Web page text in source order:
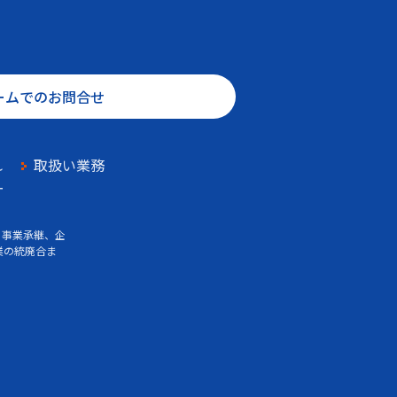
ムでのお問合せ
取扱い業務
業承継、企
統廃合ま